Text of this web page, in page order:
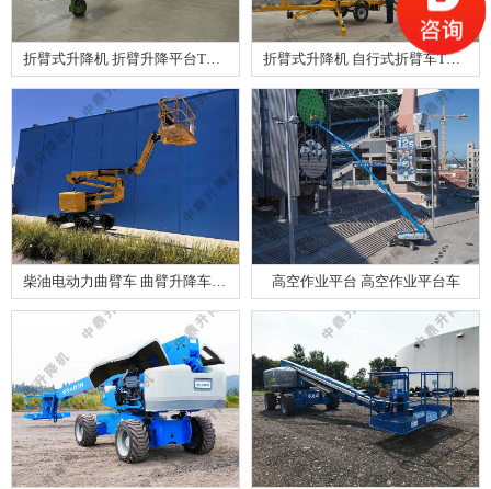
折臂式升降机 折臂升降平台TGZ12 折臂式升降机 自行式折臂车TGZ20
柴油电动力曲臂车 曲臂升降车GTZZ18 高空作业平台 高空作业平台车